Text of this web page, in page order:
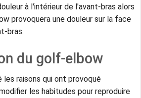
à l'intérieur de l'avant-bras alors
provoquera une douleur sur la face
bras.
du golf-elbow
les raisons qui ont provoqué
les habitudes pour reproduire